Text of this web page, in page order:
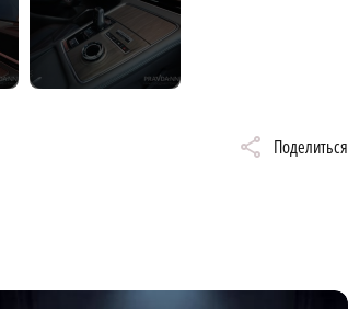
Поделиться